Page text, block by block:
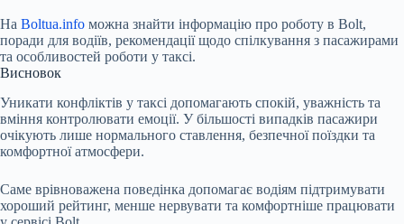
На Boltua.info можна знайти інформацію про роботу в Bolt,
поради для водіїв, рекомендації щодо спілкування з пасажирами
та особливостей роботи у таксі.
Висновок
Уникати конфліктів у таксі допомагають спокій, уважність та
вміння контролювати емоції. У більшості випадків пасажири
очікують лише нормального ставлення, безпечної поїздки та
комфортної атмосфери.
Саме врівноважена поведінка допомагає водіям підтримувати
хороший рейтинг, менше нервувати та комфортніше працювати